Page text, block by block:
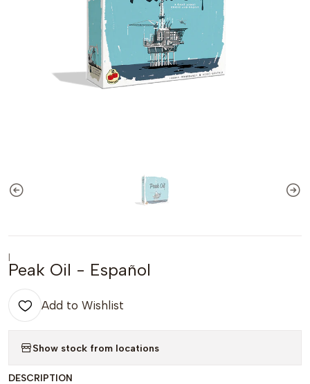
|
Peak Oil - Español
Add to Wishlist
Show stock from locations
DESCRIPTION